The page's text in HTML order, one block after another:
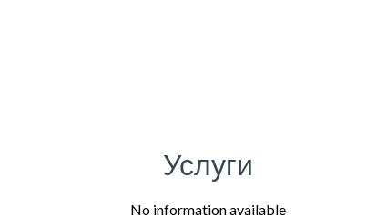
Услуги
No information available